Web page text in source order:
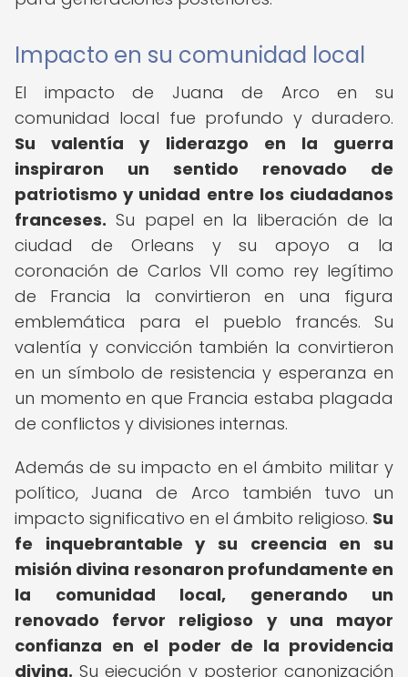
Impacto en su comunidad local
El impacto de Juana de Arco en su
comunidad local fue profundo y duradero.
Su valentía y liderazgo en la guerra
inspiraron un sentido renovado de
patriotismo y unidad entre los ciudadanos
franceses. Su papel en la liberación de la
ciudad de Orleans y su apoyo a la
coronación de Carlos VII como rey legítimo
de Francia la convirtieron en una figura
emblemática para el pueblo francés. Su
valentía y convicción también la convirtieron
en un símbolo de resistencia y esperanza en
un momento en que Francia estaba plagada
de conflictos y divisiones internas.
Además de su impacto en el ámbito militar y
político, Juana de Arco también tuvo un
impacto significativo en el ámbito religioso. Su
fe inquebrantable y su creencia en su
misión divina resonaron profundamente en
la comunidad local, generando un
renovado fervor religioso y una mayor
confianza en el poder de la providencia
divina. Su ejecución y posterior canonización